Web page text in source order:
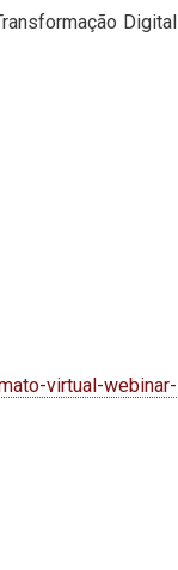
Digital
virtual-webinar-